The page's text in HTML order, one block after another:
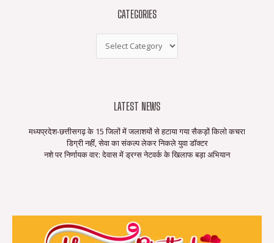
CATEGORIES
LATEST NEWS
मध्यप्रदेश-छत्तीसगढ़ के 15 जिलों में जलाशयों से हटाया गया सैकड़ों किलो कचरा
डिग्री नहीं, सेवा का संकल्प लेकर निकले युवा डॉक्टर
नशे पर निर्णायक वार: देवास में ड्रग्स नेटवर्क के खिलाफ बड़ा अभियान